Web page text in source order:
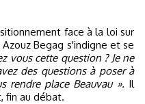
face à la loi sur
Begag s'indigne et se
vous cette question ? Je ne
des questions à poser à
rendre place Beauvau ». Il
fin au débat.